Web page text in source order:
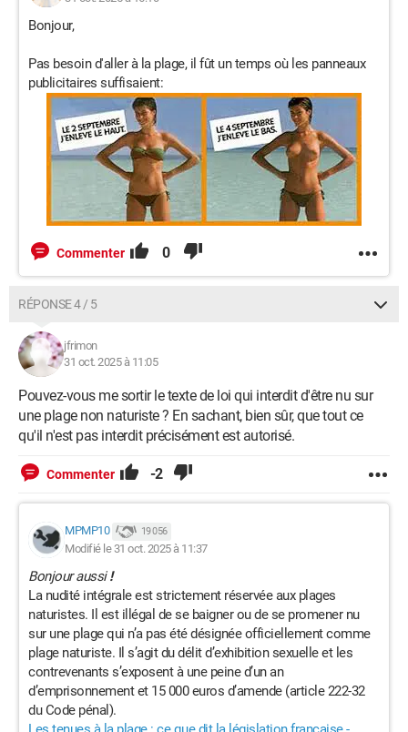
Bonjour,
Pas besoin d'aller à la plage, il fût un temps où les panneaux
publicitaires suffisaient:
Commenter 0
RÉPONSE 4 / 5
jfrimon
31 oct. 2025 à 11:05
Pouvez-vous me sortir le texte de loi qui interdit d'être nu sur
une plage non naturiste ? En sachant, bien sûr, que tout ce
qu'il n'est pas interdit précisément est autorisé.
Commenter -2
MPMP10 19 056
Modifié le 31 oct. 2025 à 11:37
Bonjour aussi!
La nudité intégrale est strictement réservée aux plages
naturistes. Il est illégal de se baigner ou de se promener nu
sur une plage qui n’a pas été désignée officiellement comme
plage naturiste. Il s’agit du délit d’exhibition sexuelle et les
contrevenants s’exposent à une peine d’un an
d’emprisonnement et 15 000 euros d’amende (article 222-32
du Code pénal).